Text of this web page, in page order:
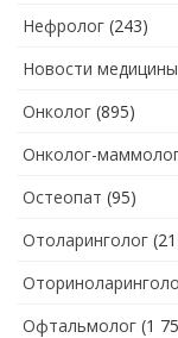
Нефролог (243)
Новости медицины
Онколог (895)
Онколог-
Остеопат (95)
Отоларинголог
Офтальмолог (1